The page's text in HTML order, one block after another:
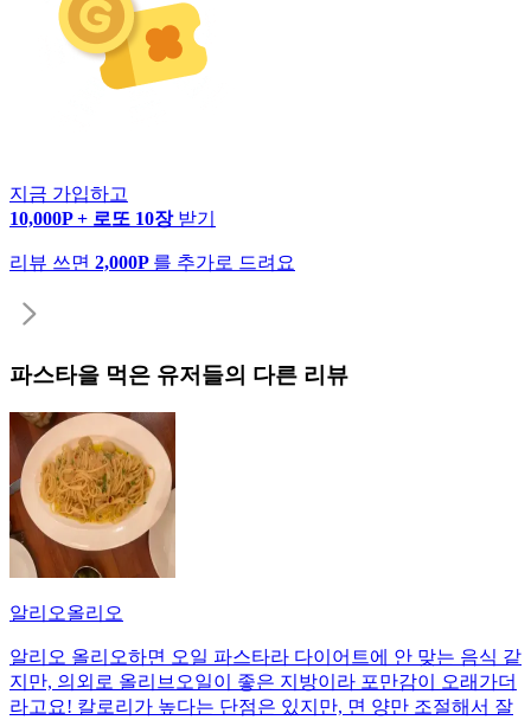
지금 가입하고
10,000P + 로또 10장 받기
리뷰 쓰면 2,000P 를 추가로 드려요
파스타을 먹은 유저들의 다른 리뷰
알리오올리오
알리오 올리오하면 오일 파스타라 다이어트에 안 맞는 음식 같
지만, 의외로 올리브오일이 좋은 지방이라 포만감이 오래가더
라고요! 칼로리가 높다는 단점은 있지만, 면 양만 조절해서 잘